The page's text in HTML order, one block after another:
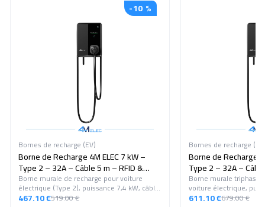
-10 %
Bornes de recharge (EV)
Borne de Recharge 4M ELEC 7 kW –
Type 2 – 32A – Câble 5 m – RFID &
Écran LCD
Borne murale de recharge pour voiture
électrique (Type 2), puissance 7,4 kW, câble
5 m, réglage du courant 8 à 32A, contrôle
467.10 €519.00 €
Bornes de recharge
Borne de Recharge
Type 2 – 32A –
Écran LCD – Triphasé
Borne murale
voiture électrique,
Type 2 de 5 m,
611.10 €679.00 €